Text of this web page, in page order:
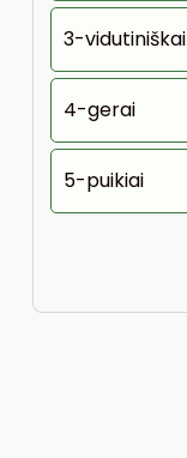
3-vidutiniškai
4-gerai
5-puikiai